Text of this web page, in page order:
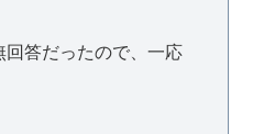
答だったので、一応